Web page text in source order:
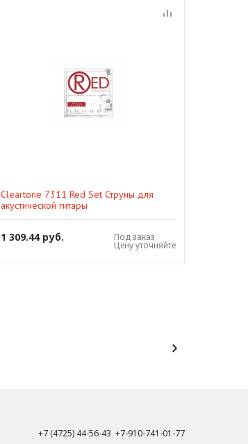
Cleartone 7311 Red Set Струны для
акустической гитары
1 309.44 руб. Под заказ
Цену уточняйте
+7 (4725) 44-56-43 +7-910-741-01-77